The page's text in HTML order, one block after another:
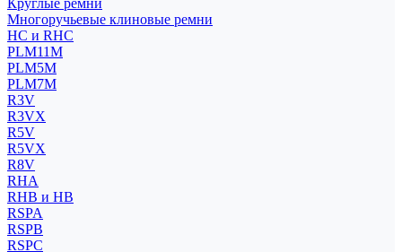
Круглые ремни
Многоручьевые клиновые ремни
HC и RHC
PLM11M
PLM5M
PLM7M
R3V
R3VX
R5V
R5VX
R8V
RHA
RHB и HB
RSPA
RSPB
RSPC